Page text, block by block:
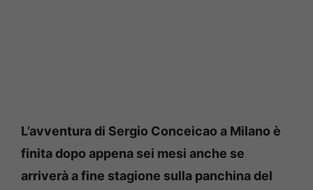
L’avventura di Sergio Conceicao a Milano è
finita dopo appena sei mesi anche se
arriverà a fine stagione sulla panchina del